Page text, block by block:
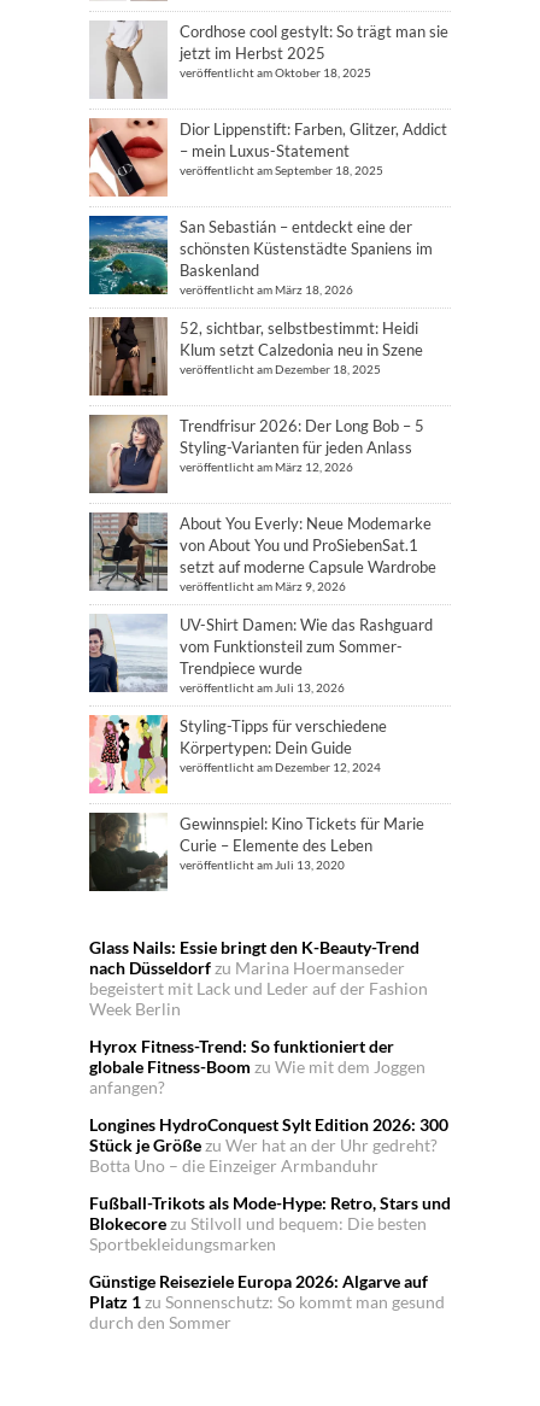
Cordhose cool gestylt: So trägt man sie
jetzt im Herbst 2025
veröffentlicht am Oktober 18, 2025
Dior Lippenstift: Farben, Glitzer, Addict
– mein Luxus-Statement
veröffentlicht am September 18, 2025
San Sebastián – entdeckt eine der
schönsten Küstenstädte Spaniens im
Baskenland
veröffentlicht am März 18, 2026
52, sichtbar, selbstbestimmt: Heidi
Klum setzt Calzedonia neu in Szene
veröffentlicht am Dezember 18, 2025
Trendfrisur 2026: Der Long Bob – 5
Styling-Varianten für jeden Anlass
veröffentlicht am März 12, 2026
About You Everly: Neue Modemarke
von About You und ProSiebenSat.1
setzt auf moderne Capsule Wardrobe
veröffentlicht am März 9, 2026
UV-Shirt Damen: Wie das Rashguard
vom Funktionsteil zum Sommer-
Trendpiece wurde
veröffentlicht am Juli 13, 2026
Styling-Tipps für verschiedene
Körpertypen: Dein Guide
veröffentlicht am Dezember 12, 2024
Gewinnspiel: Kino Tickets für Marie
Curie – Elemente des Leben
veröffentlicht am Juli 13, 2020
Glass Nails: Essie bringt den K-Beauty-Trend
nach Düsseldorfzu Marina Hoermanseder
begeistert mit Lack und Leder auf der Fashion
Week Berlin
Hyrox Fitness-Trend: So funktioniert der
globale Fitness-Boom zu Wie mit dem Joggen
anfangen?
Longines HydroConquest Sylt Edition 2026: 300
Stück je Größezu Wer hat an der Uhr gedreht?
Botta Uno – die Einzeiger Armbanduhr
Fußball-Trikots als Mode-Hype: Retro, Stars und
Blokecorezu Stilvoll und bequem: Die besten
Sportbekleidungsmarken
Günstige Reiseziele Europa 2026: Algarve auf
Platz 1zu Sonnenschutz: So kommt man gesund
durch den Sommer